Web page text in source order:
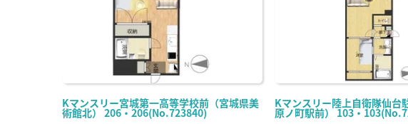
Kマンスリー宮城第一高等学校前（宮城県美
術館北） 206・206(No.723840)
Kマンスリー陸上自衛隊仙台
原ノ町駅前） 103・